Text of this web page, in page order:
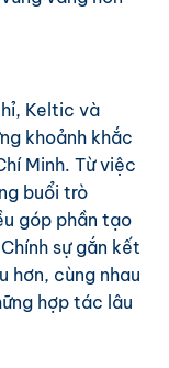
Keltic và
khoảnh khắc
Minh. Từ việc
buổi trò
góp phần tạo
sự gắn kết
hơn, cùng nhau
hợp tác lâu